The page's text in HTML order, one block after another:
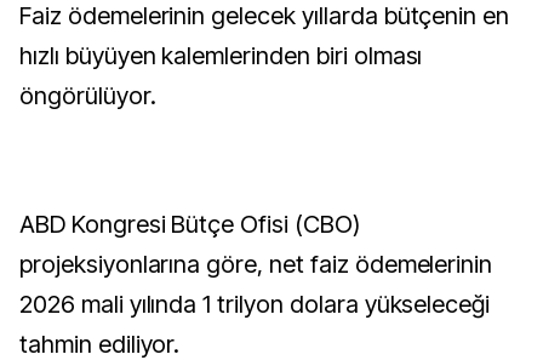
Faiz ödemelerinin gelecek yıllarda bütçenin en
hızlı büyüyen kalemlerinden biri olması
öngörülüyor.
ABD Kongresi Bütçe Ofisi (CBO)
projeksiyonlarına göre, net faiz ödemelerinin
2026 mali yılında 1 trilyon dolara yükseleceği
tahmin ediliyor.